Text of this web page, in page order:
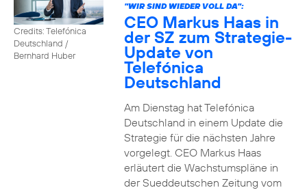
Credits: Telefónica
Deutschland /
Bernhard Huber
"WIR SIND WIEDER VOLL DA":
CEO Markus Haas in
der SZ zum Strategie-
Update von
Telefónica
Deutschland
Am Dienstag hat Telefónica
Deutschland in einem Update die
Strategie für die nächsten Jahre
vorgelegt. CEO Markus Haas
erläutert die Wachstumspläne in
der Sueddeutschen Zeitung vom